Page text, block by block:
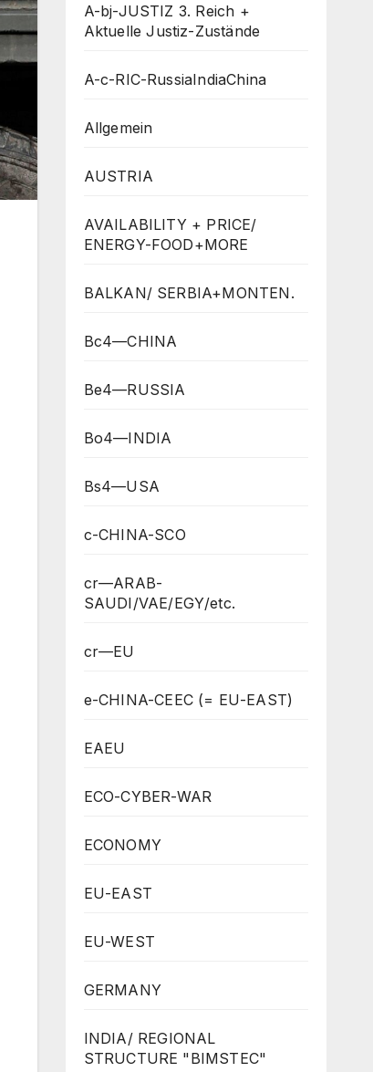
A-bj-JUSTIZ 3. Reich +
Aktuelle Justiz-Zustände
A-c-RIC-RussiaIndiaChina
Allgemein
AUSTRIA
AVAILABILITY + PRICE/
ENERGY-FOOD+MORE
BALKAN/ SERBIA+MONTEN.
Bc4—CHINA
Be4—RUSSIA
Bo4—INDIA
Bs4—USA
c-CHINA-SCO
cr—ARAB-
SAUDI/VAE/EGY/etc.
cr—EU
e-CHINA-CEEC (= EU-EAST)
EAEU
ECO-CYBER-WAR
ECONOMY
EU-EAST
EU-WEST
GERMANY
INDIA/ REGIONAL
STRUCTURE "BIMSTEC"